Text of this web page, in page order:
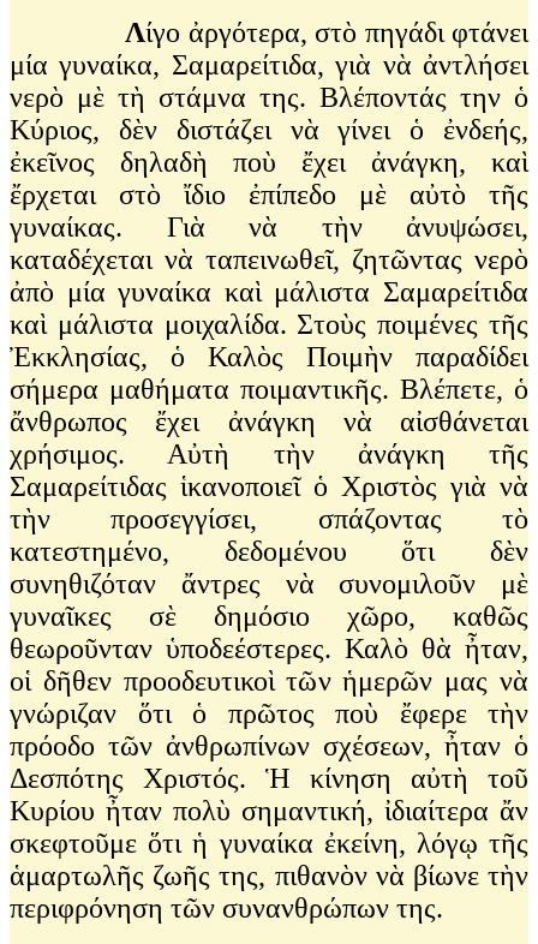
Λίγο ἀργότερα, στὸ πηγάδι φτάνει
μία γυναίκα, Σαμαρείτιδα, γιὰ νὰ ἀντλήσει
νερὸ μὲ τὴ στάμνα της. Βλέποντάς την ὁ
Κύριος, δὲν διστάζει νὰ γίνει ὁ ἐνδεής,
ἐκεῖνος δηλαδὴ ποὺ ἔχει ἀνάγκη, καὶ
ἔρχεται στὸ ἴδιο ἐπίπεδο μὲ αὐτὸ τῆς
γυναίκας. Γιὰ νὰ τὴν ἀνυψώσει,
καταδέχεται νὰ ταπεινωθεῖ, ζητῶντας νερὸ
ἀπὸ μία γυναίκα καὶ μάλιστα Σαμαρείτιδα
καὶ μάλιστα μοιχαλίδα. Στοὺς ποιμένες τῆς
Ἐκκλησίας, ὁ Καλὸς Ποιμὴν παραδίδει
σήμερα μαθήματα ποιμαντικῆς. Βλέπετε, ὁ
ἄνθρωπος ἔχει ἀνάγκη νὰ αἰσθάνεται
χρήσιμος. Αὐτὴ τὴν ἀνάγκη τῆς
Σαμαρείτιδας ἱκανοποιεῖ ὁ Χριστὸς γιὰ νὰ
τὴν προσεγγίσει, σπάζοντας τὸ
κατεστημένο, δεδομένου ὅτι δὲν
συνηθιζόταν ἄντρες νὰ συνομιλοῦν μὲ
γυναῖκες σὲ δημόσιο χῶρο, καθῶς
θεωροῦνταν ὑποδεέστερες. Καλὸ θὰ ἦταν,
οἱ δῆθεν προοδευτικοὶ τῶν ἡμερῶν μας νὰ
γνώριζαν ὅτι ὁ πρῶτος ποὺ ἔφερε τὴν
πρόοδο τῶν ἀνθρωπίνων σχέσεων, ἦταν ὁ
Δεσπότης Χριστός. Ἡ κίνηση αὐτὴ τοῦ
Κυρίου ἦταν πολὺ σημαντική, ἰδιαίτερα ἄν
σκεφτοῦμε ὅτι ἡ γυναίκα ἐκείνη, λόγῳ τῆς
ἁμαρτωλῆς ζωῆς της, πιθανὸν νὰ βίωνε τὴν
περιφρόνηση τῶν συνανθρώπων της.